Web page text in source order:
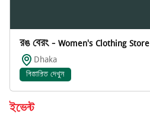
রঙ বেরং - Women's Clothing Store
Dhaka
বিস্তারিত দেখুন
ইভেন্ট